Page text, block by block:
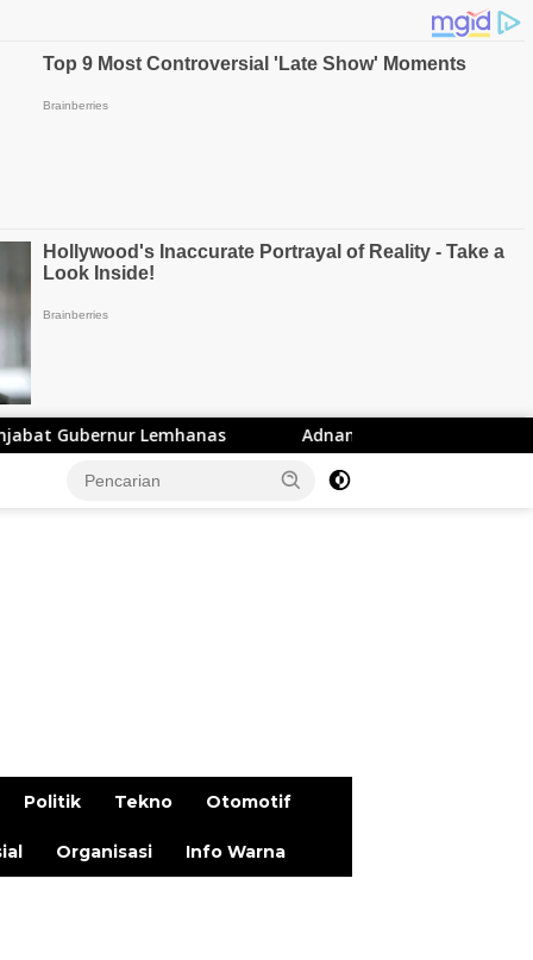
Adnan Rustandi Kader PKS di Lantik
Politik Tekno Otomotif
Organisasi Info Warna